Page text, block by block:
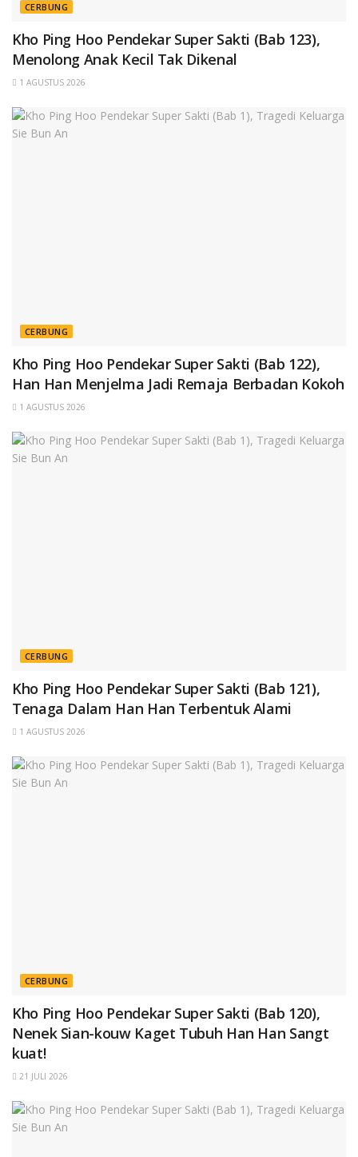
CERBUNG
Kho Ping Hoo Pendekar Super Sakti (Bab 123),
Menolong Anak Kecil Tak Dikenal
1 AGUSTUS 2026
CERBUNG
Kho Ping Hoo Pendekar Super Sakti (Bab 122),
Han Han Menjelma Jadi Remaja Berbadan Kokoh
1 AGUSTUS 2026
CERBUNG
Kho Ping Hoo Pendekar Super Sakti (Bab 121),
Tenaga Dalam Han Han Terbentuk Alami
1 AGUSTUS 2026
CERBUNG
Kho Ping Hoo Pendekar Super Sakti (Bab 120),
Nenek Sian-kouw Kaget Tubuh Han Han Sangt
kuat!
21 JULI 2026